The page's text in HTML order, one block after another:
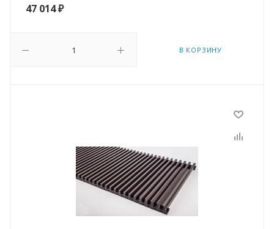
47 014₽
В КОРЗИНУ